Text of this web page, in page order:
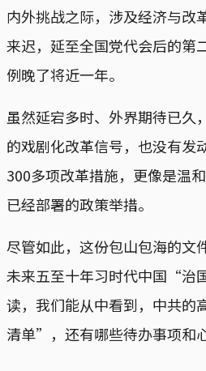
内外挑战之际，涉及经济与改
来迟，延至全国党代会后的第
例晚了将近一年。
虽然延宕多时、外界期待已久
的戏剧化改革信号，也没有发
300多项改革措施，更像是温
已经部署的政策举措。
尽管如此，这份包山包海的文
未来五至十年习时代中国“治
读，我们能从中看到，中共
清单”，还有哪些待办事项和